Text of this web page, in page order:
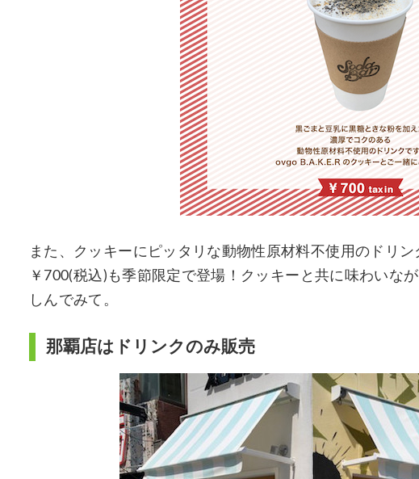
また、クッキーにピッタリな動物性原材料不使用のドリン
￥700(税込)も季節限定で登場！クッキーと共に味わいな
しんでみて。
那覇店はドリンクのみ販売